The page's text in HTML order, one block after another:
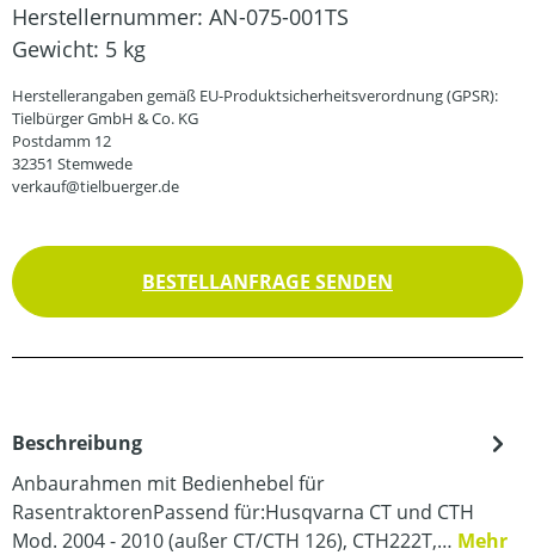
Herstellernummer: AN-075-001TS
Gewicht: 5 kg
Herstellerangaben gemäß EU-Produktsicherheitsverordnung (GPSR):
Tielbürger GmbH & Co. KG
Postdamm 12
32351 Stemwede
verkauf@tielbuerger.de
BESTELLANFRAGE SENDEN
Beschreibung
Anbaurahmen mit Bedienhebel für
RasentraktorenPassend für:Husqvarna CT und CTH
Mod. 2004 - 2010 (außer CT/CTH 126), CTH222T,… Mehr